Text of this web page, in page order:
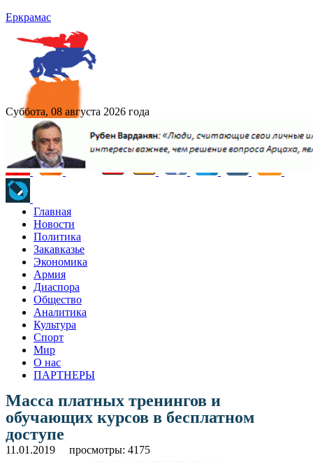
Еркрамас
Суббота, 08 августа 2026 года
Главная
Новости
Политика
Закавказье
Экономика
Армия
Диаспора
Общество
Аналитика
Культура
Спорт
Мир
О нас
ПАРТНЕРЫ
Масса платных тренингов и
обучающих курсов в бесплатном
доступе
11.01.2019 просмотры: 4175